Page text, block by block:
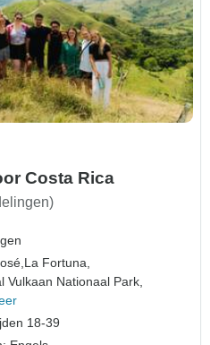
Costa Rica
La Fortuna,
Vulkaan Nationaal Park,
18-39